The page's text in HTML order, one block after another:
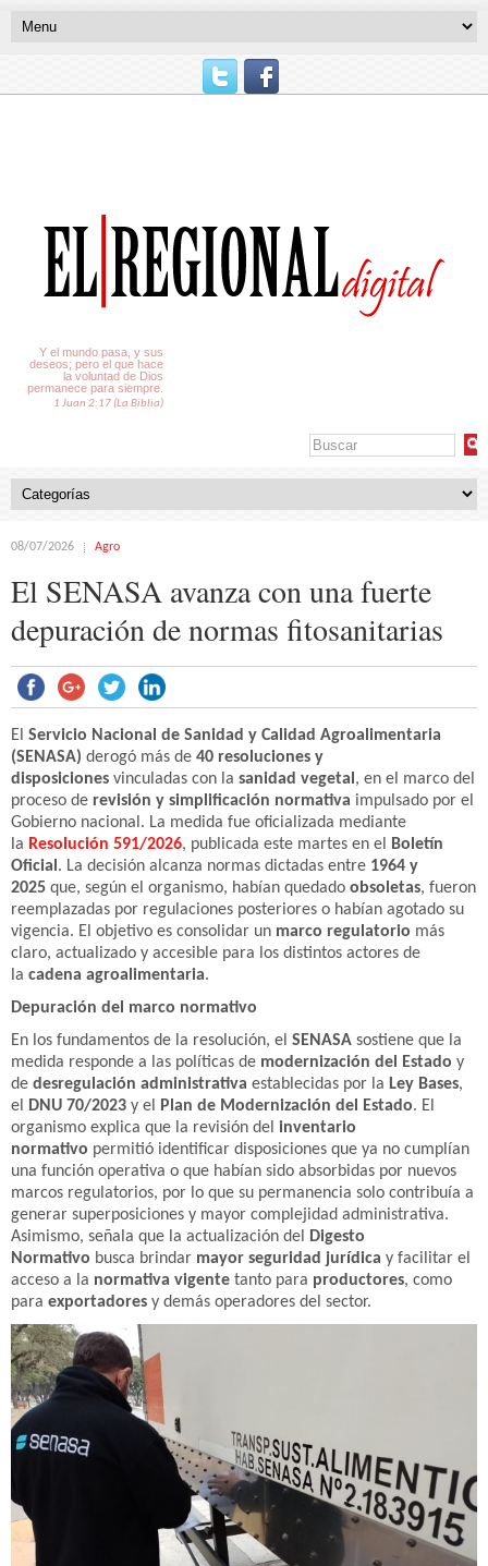
Y el mundo pasa, y sus
deseos; pero el que hace
la voluntad de Dios
permanece para siempre.
1 Juan 2:17 (La Biblia)
08/07/2026 Agro
El SENASA avanza con una fuerte
depuración de normas fitosanitarias
El Servicio Nacional de Sanidad y Calidad Agroalimentaria
(SENASA) derogó más de 40 resoluciones y
disposiciones vinculadas con la sanidad vegetal , en el marco del
proceso de revisión y simplificación normativa impulsado por el
Gobierno nacional. La medida fue oficializada mediante
la Resolución 591/2026, publicada este martes en el
Boletín
Oficial . La decisión alcanza normas dictadas entre 1964 y
2025 que, según el organismo, habían quedado obsoletas, fueron
reemplazadas por regulaciones posteriores o habían agotado su
vigencia. El objetivo es consolidar un marco regulatorio más
claro, actualizado y accesible para los distintos actores de
la cadena agroalimentaria.
Depuración del marco normativo
En los fundamentos de la resolución, el SENASA sostiene que la
medida responde a las políticas de modernización del Estado y
de desregulación administrativa establecidas por la Ley Bases,
el
DNU 70/2023 y el Plan de Modernización del Estado. El
organismo explica que la revisión del inventario
normativo permitió identificar disposiciones que ya no cumplían
una función operativa o que habían sido absorbidas por nuevos
marcos regulatorios, por lo que su permanencia solo contribuía a
generar superposiciones y mayor complejidad administrativa.
Asimismo, señala que la actualización del
Digesto
Normativo busca brindar mayor seguridad jurídica y facilitar el
acceso a la normativa vigente tanto para productores, como
para exportadores y demás operadores del sector.